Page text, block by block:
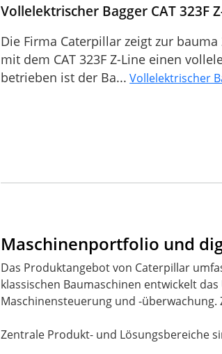
Vollelektrischer Bagger CAT 323F
Die Firma Caterpillar zeigt zur
mit dem CAT 323F Z-Line einen
betrieben ist der Ba... Vollelektrischer
Maschinenportfolio und
Das Produktangebot von Caterpillar
klassischen Baumaschinen entwickelt
Maschinensteuerung und -